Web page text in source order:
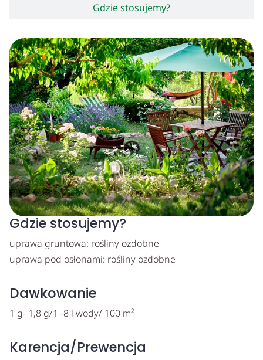
Gdzie stosujemy?
Gdzie stosujemy?
uprawa gruntowa: rośliny ozdobne
uprawa pod osłonami: rośliny ozdobne
Dawkowanie
1 g- 1,8 g/1 -8 l wody/ 100 m²
Karencja/Prewencja